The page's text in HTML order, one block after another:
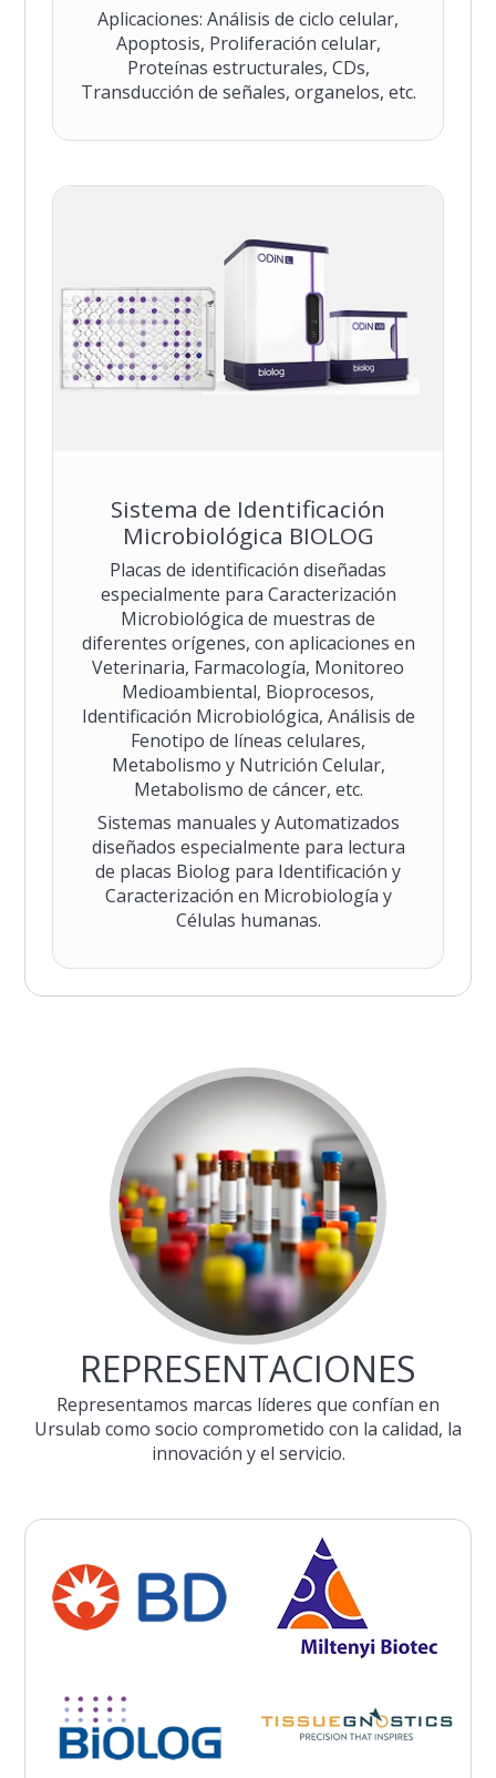
Aplicaciones: Análisis de ciclo celular,
Apoptosis, Proliferación celular,
Proteínas estructurales, CDs,
Transducción de señales, organelos, etc.
Sistema de Identificación
Microbiológica BIOLOG
Placas de identificación diseñadas
especialmente para Caracterización
Microbiológica de muestras de
diferentes orígenes, con aplicaciones en
Veterinaria, Farmacología, Monitoreo
Medioambiental, Bioprocesos,
Identificación Microbiológica, Análisis de
Fenotipo de líneas celulares,
Metabolismo y Nutrición Celular,
Metabolismo de cáncer, etc.
Sistemas manuales y Automatizados
diseñados especialmente para lectura
de placas Biolog para Identificación y
Caracterización en Microbiología y
Células humanas.
REPRESENTACIONES
Representamos marcas líderes que confían en
Ursulab como socio comprometido con la calidad, la
innovación y el servicio.